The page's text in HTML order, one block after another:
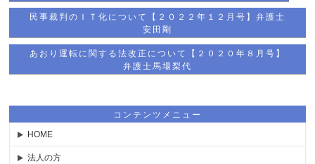
民事裁判のＩＴ化について【２０２２年１２月号】弁護士
安田剛
あおり運転に関する法改正について【２０２０年８月号】
弁護士馬場梨代
コンテンツメニュー
HOME
法人の方